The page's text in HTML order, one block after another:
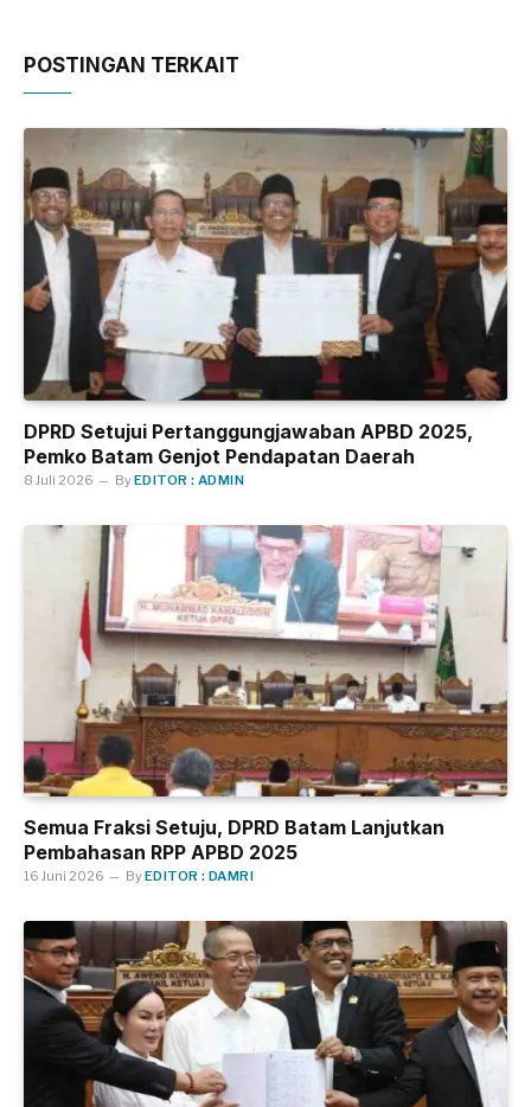
POSTINGAN TERKAIT
DPRD Setujui Pertanggungjawaban APBD 2025,
Pemko Batam Genjot Pendapatan Daerah
8 Juli 2026 ByEDITOR : ADMIN
Semua Fraksi Setuju, DPRD Batam Lanjutkan
Pembahasan RPP APBD 2025
16 Juni 2026 ByEDITOR : DAMRI